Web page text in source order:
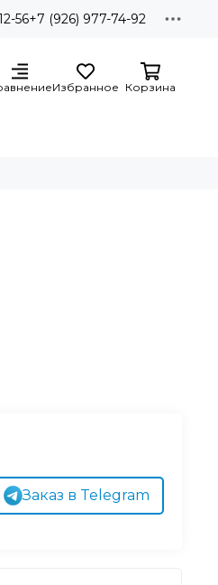
56+7 (926) 977-74-92
Избранное Корзина
Заказ в Telegram